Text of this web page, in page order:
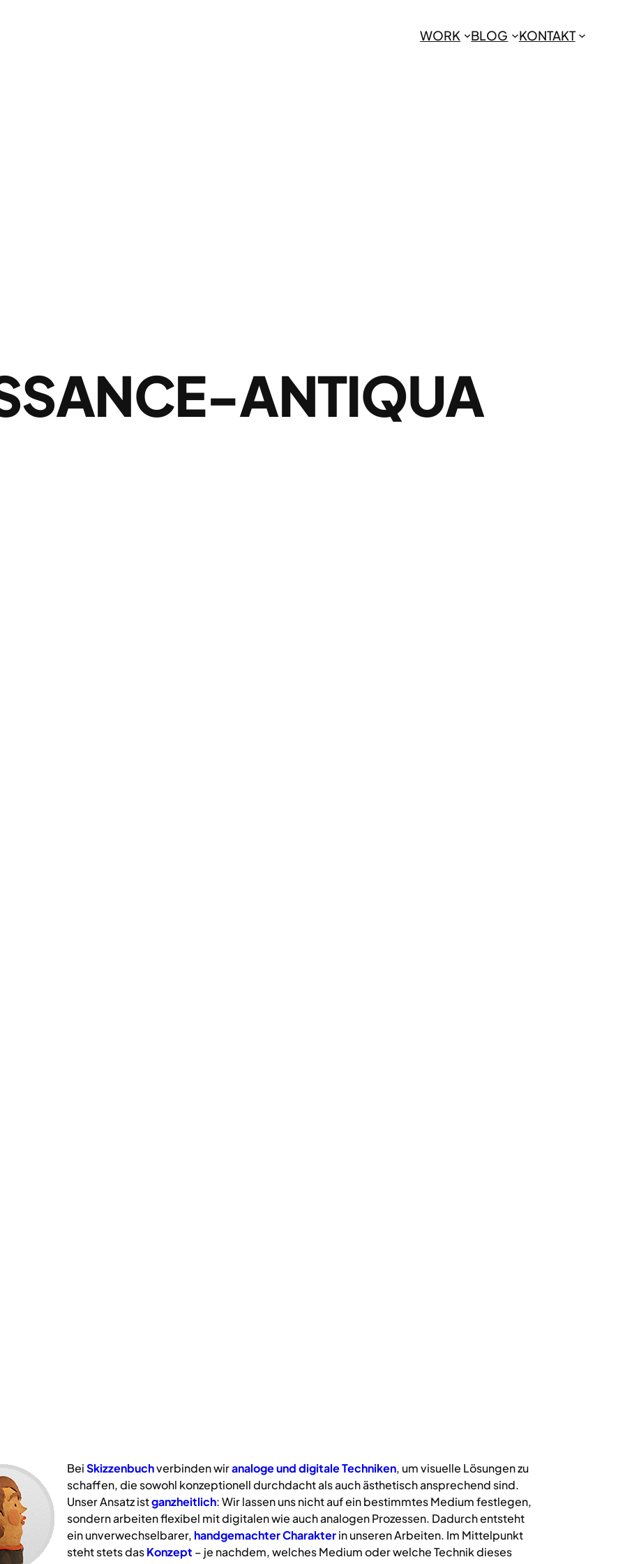
WORK BLOG KONTAKT
ANTIQUA
BeiSkizzenbuchverbinden wiranalogeunddigitaleTechniken, um visuelle Lösungen zu
schaffen, die sowohl konzeptionell durchdacht als auch ästhetisch ansprechend sind.
Unser Ansatz istganzheitlich: Wir lassen uns nicht auf ein bestimmtes Medium festlegen,
sondern arbeiten flexibel mit digitalen wie auch analogen Prozessen. Dadurch entsteht
ein unverwechselbarer, handgemachter Charakterin unseren Arbeiten. Im Mittelpunkt
steht stets dasKonzept – je nachdem, welches Medium oder welche Technik dieses